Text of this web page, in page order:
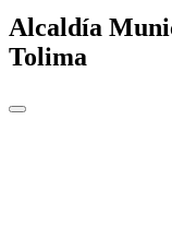
Alcaldía
Tolima